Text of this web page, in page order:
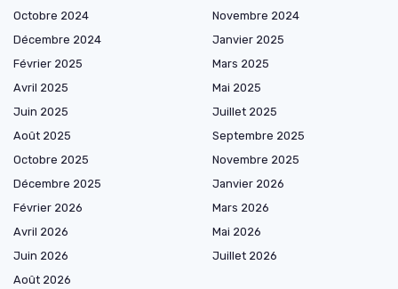
Octobre 2024
Novembre 2024
Décembre 2024
Janvier 2025
Février 2025
Mars 2025
Avril 2025
Mai 2025
Juin 2025
Juillet 2025
Août 2025
Septembre 2025
Octobre 2025
Novembre 2025
Décembre 2025
Janvier 2026
Février 2026
Mars 2026
Avril 2026
Mai 2026
Juin 2026
Juillet 2026
Août 2026